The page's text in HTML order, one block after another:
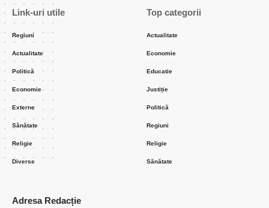
Link-uri utile
Regiuni
Actualitate
Politică
Economie
Externe
Sănătate
Religie
Diverse
Top categorii
Actualitate
Economie
Educatie
Justiție
Politică
Regiuni
Religie
Sănătate
Adresa Redacție